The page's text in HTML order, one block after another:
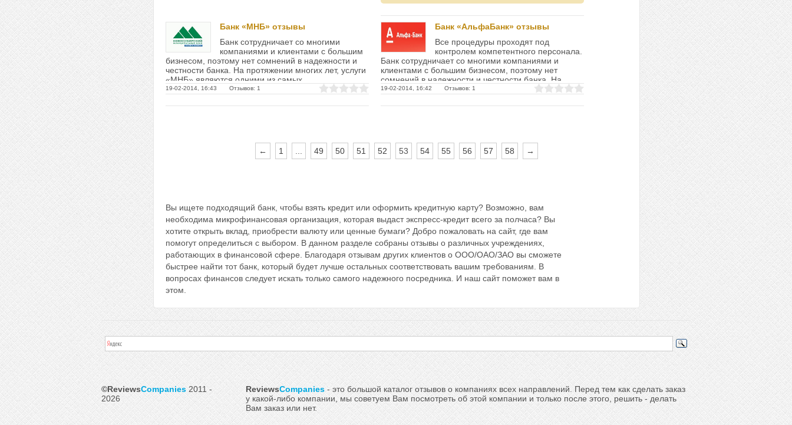
Банк «МНБ» отзывы
Банк сотрудничает со многими
компаниями и клиентами с большим
бизнесом, поэтому нет сомнений в надежности и
честности банка. На протяжении многих лет, услуги
«МНБ» являются одними из самых
квалифицированных...
19-02-2014, 16:43 Отзывов: 1
Банк «АльфаБанк» отзывы
Все процедуры проходят под
контролем компетентного персонала.
Банк сотрудничает со многими компаниями и
клиентами с большим бизнесом, поэтому нет
сомнений в надежности и честности банка. На
протяжении многих лет, услуги...
19-02-2014, 16:42 Отзывов: 1
← 1 49 50 51 52 53 54 55 56 57 58 →
Вы ищете подходящий банк, чтобы взять кредит или оформить кредитную карту? Возможно, вам
необходима микрофинансовая организация, которая выдаст экспресс-кредит всего за полчаса? Вы
хотите открыть вклад, приобрести валюту или ценные бумаги? Добро пожаловать на сайт, где вам
помогут определиться с выбором. В данном разделе собраны отзывы о различных учреждениях,
работающих в финансовой сфере. Благодаря отзывам других клиентов о ООО/ОАО/ЗАО вы сможете
быстрее найти тот банк, который будет лучше остальных соответствовать вашим требованиям. В
вопросах финансов следует искать только самого надежного посредника. И наш сайт поможет вам в
этом.
©ReviewsCompanies2011 -
2026
ReviewsCompanies- это большой каталог отзывов о компаниях всех направлений. Перед тем как сделать заказ
у какой-либо компании, мы советуем Вам посмотреть об этой компании и только после этого, решить - делать
Вам заказ или нет.